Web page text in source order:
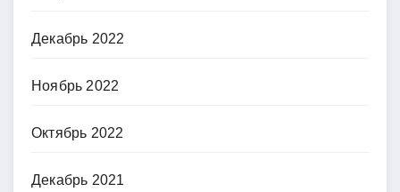
Декабрь 2022
Ноябрь 2022
Октябрь 2022
Декабрь 2021